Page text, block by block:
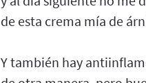
de esta crema mía de
Y también hay